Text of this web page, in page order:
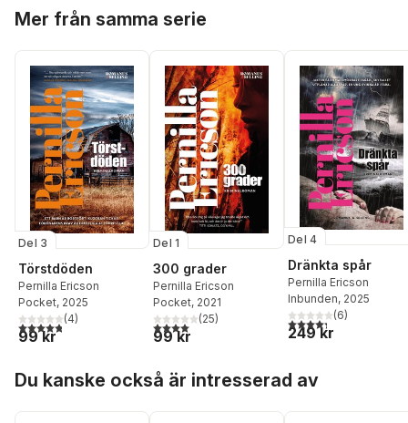
Mer från samma serie
Del 3
Törstdöden
Pernilla Ericson
Pocket, 2025
4,8utav 5 stjärnor. Totalt antal röster:
(4)
99 kr
Del 1
300 grader
Pernilla Ericson
Pocket, 2021
4,0utav 5 stjärnor. Totalt antal röster:
(25)
99 kr
Del 4
Dränkta spår
Pernilla Ericson
Inbunden, 2025
4,3utav 5 stjärnor.
(6)
249 kr
Du kanske också är intresserad av